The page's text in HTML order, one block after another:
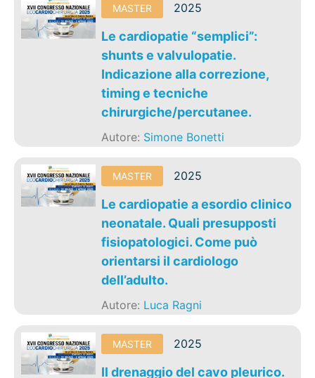
MASTER 2025
Le cardiopatie “semplici”:
shunts e valvulopatie.
Indicazione alla correzione,
timing e tecniche
chirurgiche/percutanee.
Autore: Simone Bonetti
MASTER 2025
Le cardiopatie a esordio clinico
neonatale. Quali presupposti
fisiopatologici. Come può
orientarsi il cardiologo
dell’adulto.
Autore: Luca Ragni
MASTER 2025
Il drenaggio del cavo pleurico.